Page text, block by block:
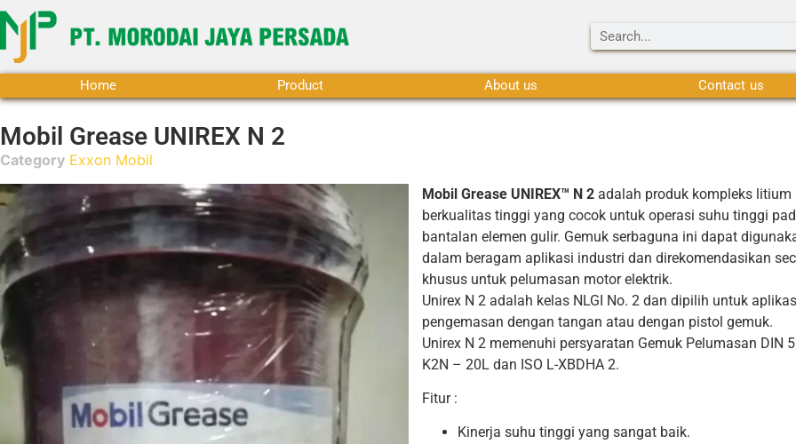
Home Product About us Contact us
Mobil Grease UNIREX N 2
Category Exxon Mobil
Mobil Grease UNIREX™ N 2 adalah produk kompleks litium
berkualitas tinggi yang cocok untuk operasi suhu tinggi
bantalan elemen gulir. Gemuk serbaguna ini dapat
dalam beragam aplikasi industri dan direkomendasikan
khusus untuk pelumasan motor elektrik.
Unirex N 2 adalah kelas NLGI No. 2 dan dipilih untuk
pengemasan dengan tangan atau dengan pistol gemuk.
Unirex N 2 memenuhi persyaratan Gemuk Pelumasan DIN
K2N – 20L dan ISO L-XBDHA 2.
Fitur :
Kinerja suhu tinggi yang sangat baik.